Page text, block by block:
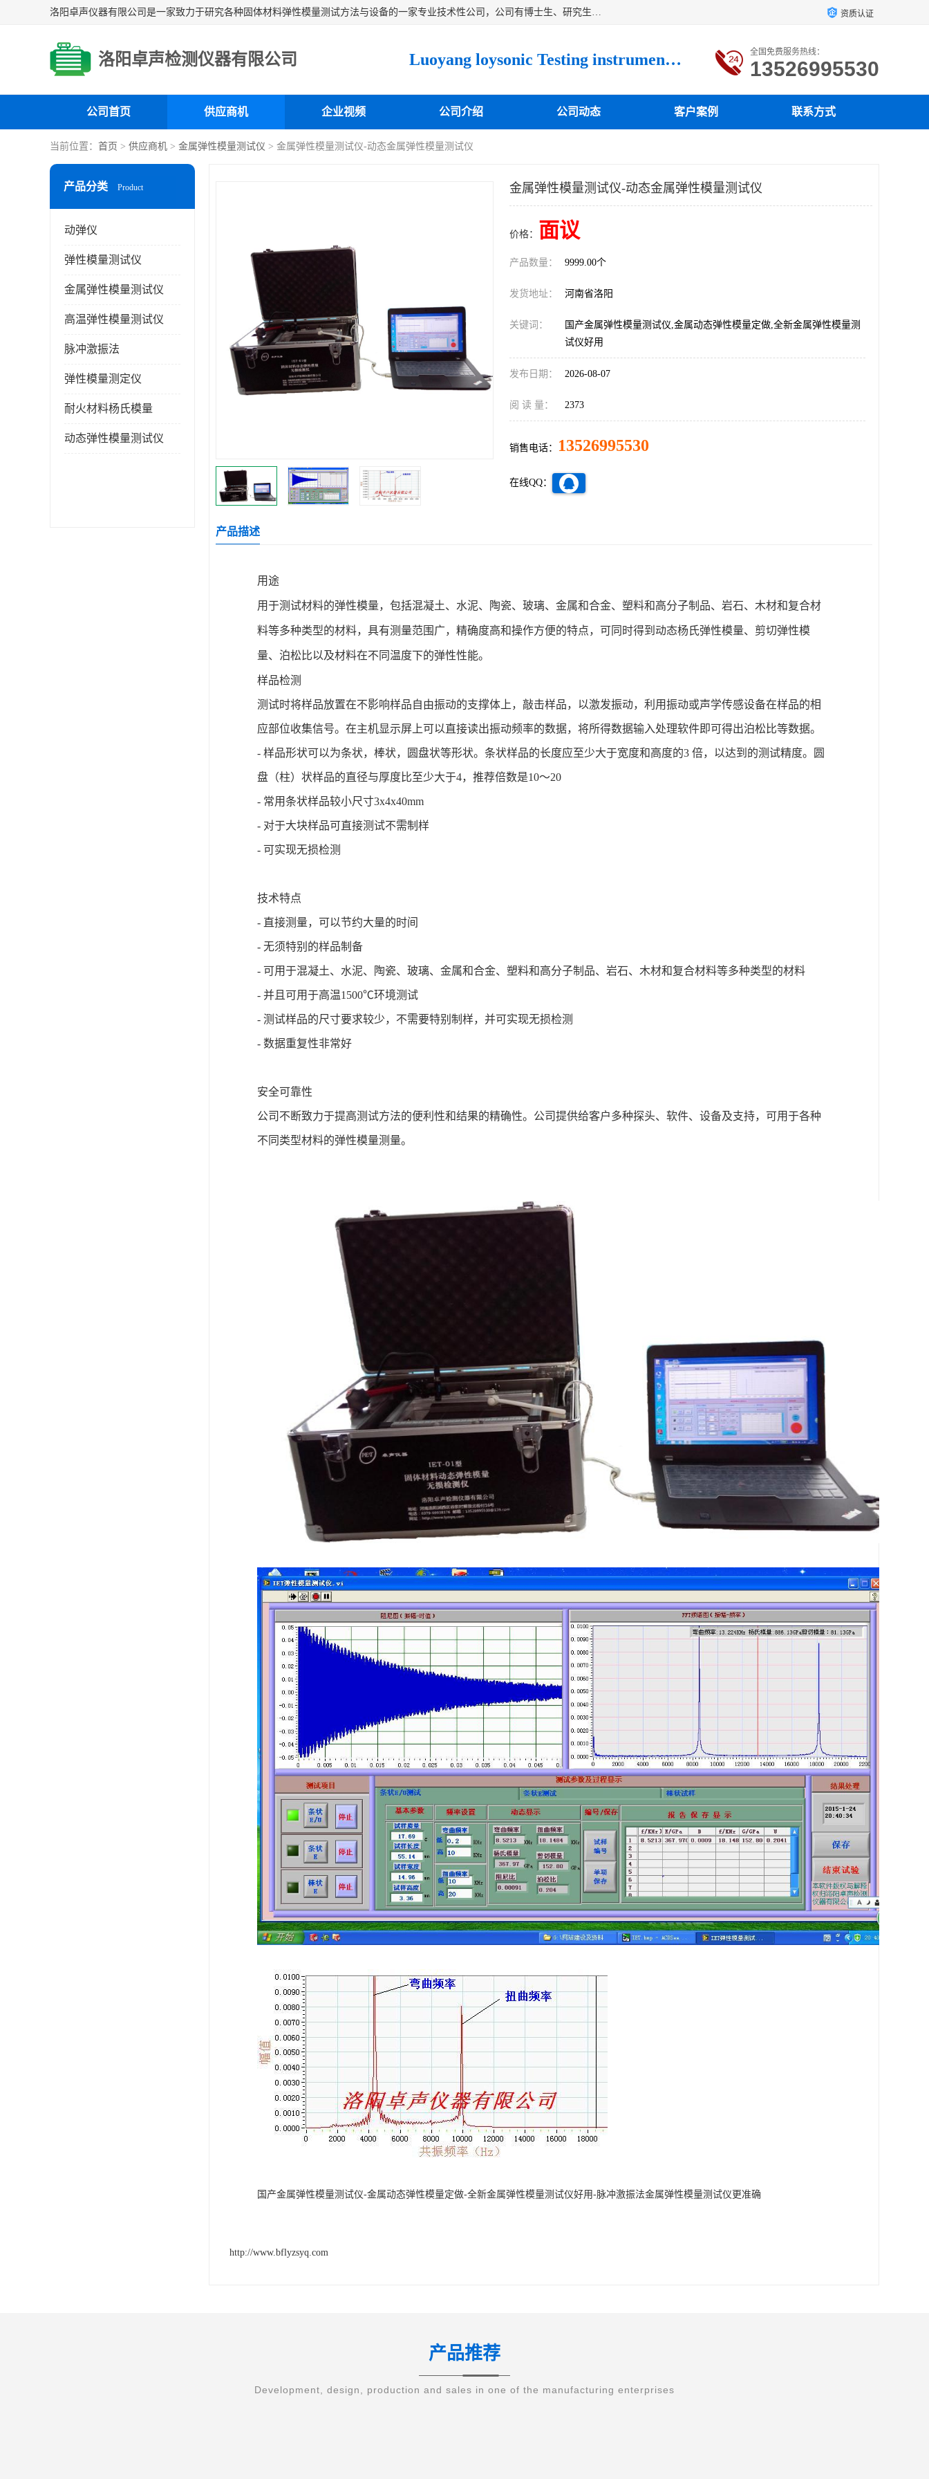
洛阳卓声仪器有限公司是一家致力于研究各种固体材料弹性模量测试方法与设备的一家专业技术性公司，公司有博士生、研究生等相关人员专业从事该技术的研发开拓，目前已开发成功出常温动态弹性模量仪、高温动态弹性模量仪，可测试不同材料、不同形状的弹性模量，测试技术达国内成员之一水平，国际先进水平，望有识之士能共同合作，为材料的生产、研发提供必要的技术支持。 资质认证
洛阳卓声检测仪器有限公司 Luoyang loysonic Testing instrument co., LTD 全国免费服务热线：
13526995530
公司首页 供应商机 企业视频 公司介绍 公司动态 客户案例 联系方式
当前位置： 首页 > 供应商机 > 金属弹性模量测试仪 > 金属弹性模量测试仪-动态金属弹性模量测试仪
产品分类 Product
动弹仪
弹性模量测试仪
金属弹性模量测试仪
高温弹性模量测试仪
脉冲激振法
弹性模量测定仪
耐火材料杨氏模量
动态弹性模量测试仪
金属弹性模量测试仪-动态金属弹性模量测试仪
价格： 面议
产品数量： 9999.00个
发货地址： 河南省洛阳
关键词：
国产金属弹性模量测试仪,金属动态弹性模量定做,全新金属弹性模量测
试仪好用
发布日期： 2026-08-07
阅 读 量： 2373
销售电话： 13526995530
在线QQ：
产品描述
用途
用于测试材料的弹性模量，包括混凝土、水泥、陶瓷、玻璃、金属和合金、塑料和高分子制品、岩石、木材和复合材
料等多种类型的材料，具有测量范围广，精确度高和操作方便的特点，可同时得到动态杨氏弹性模量、剪切弹性模
量、泊松比以及材料在不同温度下的弹性性能。
样品检测
测试时将样品放置在不影响样品自由振动的支撑体上，敲击样品，以激发振动，利用振动或声学传感设备在样品的相
应部位收集信号。在主机显示屏上可以直接读出振动频率的数据，将所得数据输入处理软件即可得出泊松比等数据。
- 样品形状可以为条状，棒状，圆盘状等形状。条状样品的长度应至少大于宽度和高度的3 倍，以达到的测试精度。圆
盘（柱）状样品的直径与厚度比至少大于4，推荐倍数是10～20
- 常用条状样品较小尺寸3x4x40mm
- 对于大块样品可直接测试不需制样
- 可实现无损检测
技术特点
- 直接测量，可以节约大量的时间
- 无须特别的样品制备
- 可用于混凝土、水泥、陶瓷、玻璃、金属和合金、塑料和高分子制品、岩石、木材和复合材料等多种类型的材料
- 并且可用于高温1500℃环境测试
- 测试样品的尺寸要求较少，不需要特别制样，并可实现无损检测
- 数据重复性非常好
安全可靠性
公司不断致力于提高测试方法的便利性和结果的精确性。公司提供给客户多种探头、软件、设备及支持，可用于各种
不同类型材料的弹性模量测量。
国产金属弹性模量测试仪-金属动态弹性模量定做-全新金属弹性模量测试仪好用-脉冲激振法金属弹性模量测试仪更准确
http://www.bflyzsyq.com
产品推荐
Development, design, production and sales in one of the manufacturing enterprises